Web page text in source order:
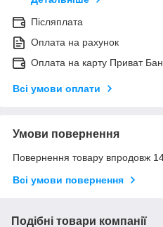
Післяплата
Оплата на рахунок
Оплата на карту Приват
Всі умови оплати
Умови повернення
Повернення товару впродовж
Всі умови повернення
Подібні товари компанії